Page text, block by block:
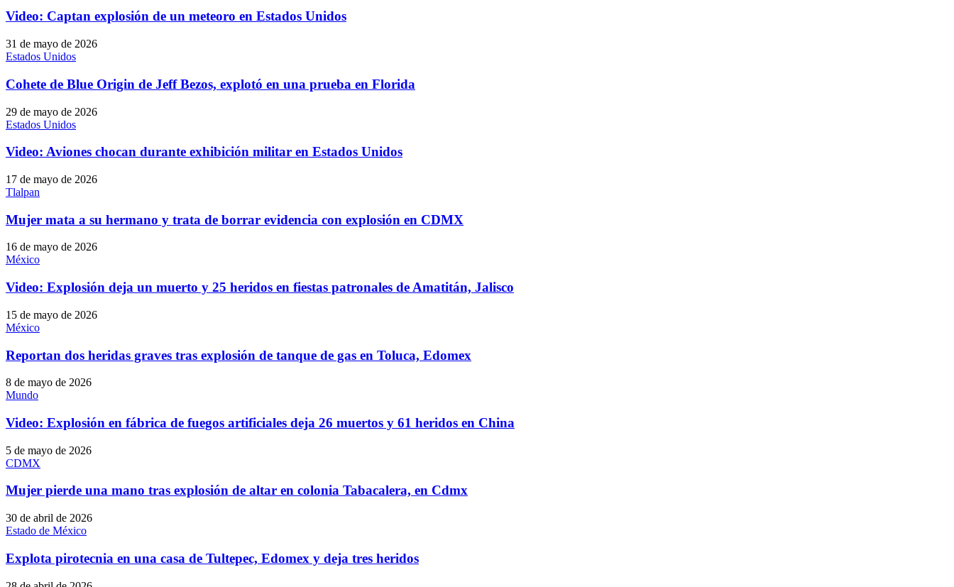
Video: Captan explosión de un meteoro en Estados Unidos
31 de mayo de 2026
Estados Unidos
Cohete de Blue Origin de Jeff Bezos, explotó en una prueba en Florida
29 de mayo de 2026
Estados Unidos
Video: Aviones chocan durante exhibición militar en Estados Unidos
17 de mayo de 2026
Tlalpan
Mujer mata a su hermano y trata de borrar evidencia con explosión en CDMX
16 de mayo de 2026
México
Video: Explosión deja un muerto y 25 heridos en fiestas patronales de Amatitán, Jalisco
15 de mayo de 2026
México
Reportan dos heridas graves tras explosión de tanque de gas en Toluca, Edomex
8 de mayo de 2026
Mundo
Video: Explosión en fábrica de fuegos artificiales deja 26 muertos y 61 heridos en China
5 de mayo de 2026
CDMX
Mujer pierde una mano tras explosión de altar en colonia Tabacalera, en Cdmx
30 de abril de 2026
Estado de México
Explota pirotecnia en una casa de Tultepec, Edomex y deja tres heridos